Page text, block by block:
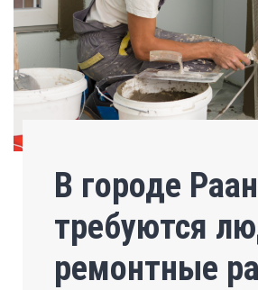
В городе
требуются
ремонтные